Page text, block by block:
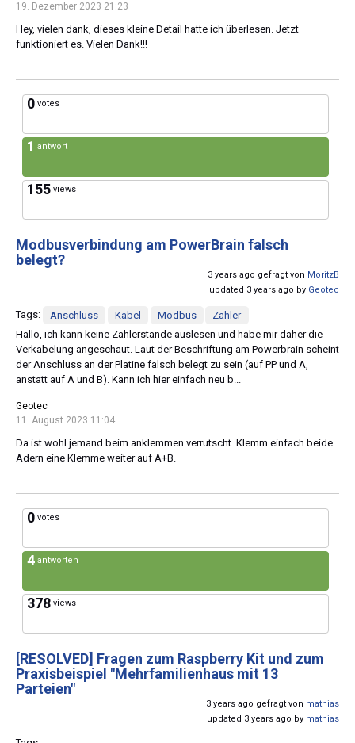
19. Dezember 2023 21:23
Hey, vielen dank, dieses kleine Detail hatte ich überlesen. Jetzt
funktioniert es. Vielen Dank!!!
0 votes
1 antwort
155 views
Modbusverbindung am PowerBrain falsch
belegt?
3 years ago gefragt von MoritzB
updated 3 years ago by Geotec
Tags: Anschluss Kabel Modbus
Zähler
Hallo, ich kann keine Zählerstände auslesen und habe mir daher die
Verkabelung angeschaut. Laut der Beschriftung am Powerbrain scheint
der Anschluss an der Platine falsch belegt zu sein (auf PP und A,
anstatt auf A und B). Kann ich hier einfach neu b...
Geotec
11. August 2023 11:04
Da ist wohl jemand beim anklemmen verrutscht. Klemm einfach beide
Adern eine Klemme weiter auf A+B.
0 votes
4 antworten
378 views
[RESOLVED] Fragen zum Raspberry Kit und zum
Praxisbeispiel "Mehrfamilienhaus mit 13
Parteien"
3 years ago gefragt von mathias
updated 3 years ago by mathias